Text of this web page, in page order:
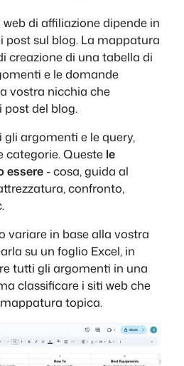
di affiliazione dipende in
post sul blog. La mappatura
creazione di una tabella di
e le domande
vostra nicchia che
del blog.
argomenti e le query,
categorie. Queste le
essere- cosa, guida al
confronto,
variare in base alla vostra
su un foglio Excel, in
tutti gli argomenti in una
classificare i siti web che
topica.